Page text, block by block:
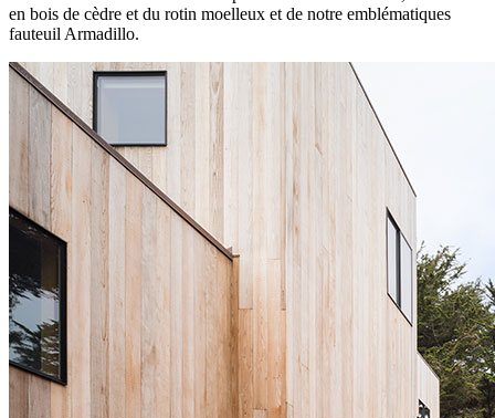
en bois de cèdre et du rotin moelleux et de notre emblématiques
fauteuil Armadillo.